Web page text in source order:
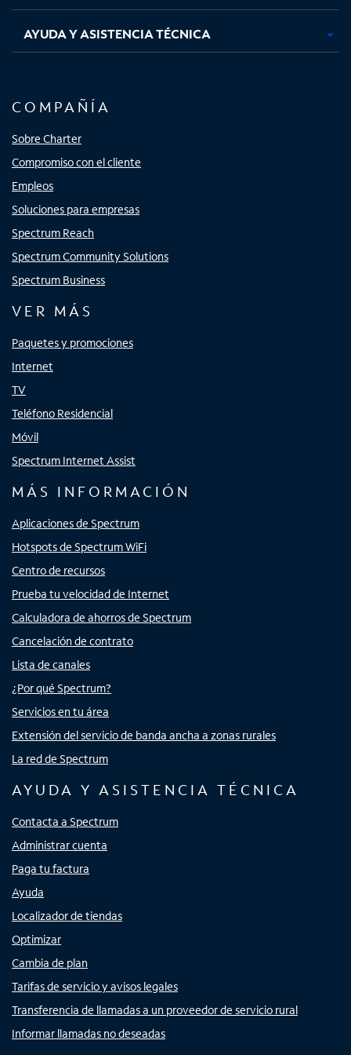
AYUDA Y ASISTENCIA TÉCNICA
COMPAÑÍA
Sobre Charter
Compromiso con el cliente
Empleos
Soluciones para empresas
Spectrum Reach
Spectrum Community Solutions
Spectrum Business
VER MÁS
Paquetes y promociones
Internet
TV
Teléfono Residencial
Móvil
Spectrum Internet Assist
MÁS INFORMACIÓN
Aplicaciones de Spectrum
Hotspots de Spectrum WiFi
Centro de recursos
Prueba tu velocidad de Internet
Calculadora de ahorros de Spectrum
Cancelación de contrato
Lista de canales
¿Por qué Spectrum?
Servicios en tu área
Extensión del servicio de banda ancha a zonas rurales
La red de Spectrum
AYUDA Y ASISTENCIA TÉCNICA
Contacta a Spectrum
Administrar cuenta
Paga tu factura
Ayuda
Localizador de tiendas
Optimizar
Cambia de plan
Tarifas de servicio y avisos legales
Transferencia de llamadas a un proveedor de servicio rural
Informar llamadas no deseadas